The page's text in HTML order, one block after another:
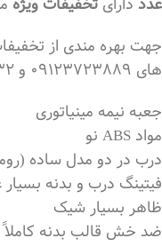
جهت بهره مندی از
های 09123723889 و 66752132-021 تماس بگیرید
جعبه نیمه مینیاتوری
مواد ABS نو
درب در دو مدل ساده
فیتینگ درب و بدنه بسیار
ظاهر بسیار شیک
ضد خش قالب بدنه کاملاً